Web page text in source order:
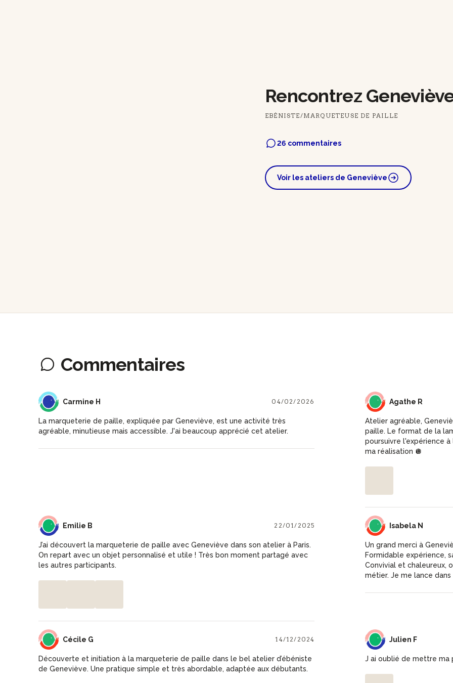
Rencontrez
EBÉNISTE/MARQUETEUSE DE PAILLE
26 commentaires
Voir les ateliers de Geneviève
Commentaires
CH Carmine H 04/02/2026
La marqueterie de paille, expliquée par Geneviève, est une activité très
agréable, minutieuse mais accessible. J'ai beaucoup apprécié cet atelier.
AR Agathe R
Atelier agréable,
paille. Le format de la
poursuivre l'expérience
ma réalisation 🪩
EB Emilie B 22/01/2025
J’ai découvert la marqueterie de paille avec Geneviève dans son atelier à Paris.
On repart avec un objet personnalisé et utile ! Très bon moment partagé avec
les autres participants.
IN Isabela N
Un grand merci à
Formidable expérience,
Convivial et chaleureux,
métier. Je me lance
CG Cécile G 14/12/2024
Découverte et initiation à la marqueterie de paille dans le bel atelier d’ébéniste
de Geneviève. Une pratique simple et très abordable, adaptée aux débutants.
JF Julien F
J ai oublié de mettre ma